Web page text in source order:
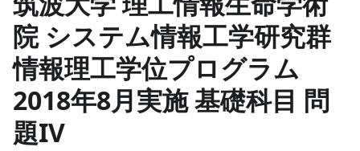
院 システム情報工学研究群
情報理工学位プログラム
2018年8月実施 基礎科目 問
題IV